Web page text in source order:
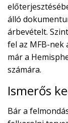
álló
árbevételt.
fel az MFB-nek
már a
számára.
Ismerős
Bár a